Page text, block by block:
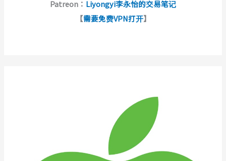
Patreon： Liyongyi李永怡的交易笔记
【需要免费VPN打开】